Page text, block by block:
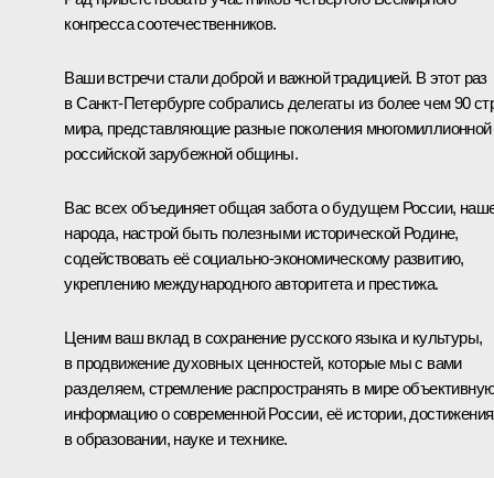
конгресса соотечественников.
Ваши встречи стали доброй и важной традицией. В этот раз
в Санкт-Петербурге собрались делегаты из более чем 90
мира, представляющие разные поколения многомиллионной
российской зарубежной общины.
Вас всех объединяет общая забота о будущем России,
народа, настрой быть полезными исторической Родине,
содействовать её социально-экономическому развитию,
укреплению международного авторитета и престижа.
Ценим ваш вклад в сохранение русского языка и культуры,
в продвижение духовных ценностей, которые мы с вами
разделяем, стремление распространять в мире
информацию о современной России, её истории,
в образовании, науке и технике.